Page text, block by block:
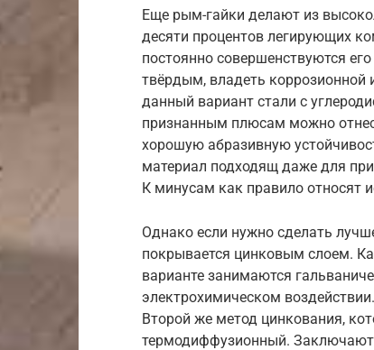
Еще рым-гайки делают из
десяти процентов легирующих
постоянно совершенствуются
твёрдым, владеть коррозионной
данный вариант стали с
признанным плюсам можно
хорошую абразивную
материал подходящ даже для
К минусам как правило относят
Однако если нужно сделать
покрывается цинковым слоем.
варианте занимаются
электрохимическом
Второй же метод цинкования,
термодиффузионный.